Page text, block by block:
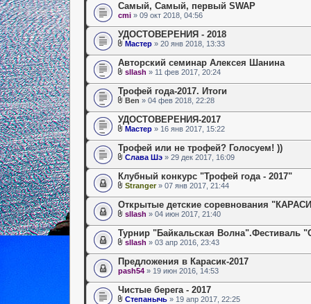
Самый, Самый, первый SWAP
cmi » 09 окт 2018, 04:56
УДОСТОВЕРЕНИЯ - 2018
Мастер » 20 янв 2018, 13:33
Авторский семинар Алексея Шанина
sllash » 11 фев 2017, 20:24
Трофей года-2017. Итоги
Ben » 04 фев 2018, 22:28
УДОСТОВЕРЕНИЯ-2017
Мастер » 16 янв 2017, 15:22
Трофей или не трофей? Голосуем! ))
Слава Шэ » 29 дек 2017, 16:09
Клубный конкурс "Трофей года - 2017"
Stranger» 07 янв 2017, 21:44
Открытые детские соревнования
sllash » 04 июн 2017, 21:40
Турнир "Байкальская Волна".Фестиваль
sllash » 03 апр 2016, 23:43
Предложения в Карасик-2017
pash54 » 19 июн 2016, 14:53
Чистые берега - 2017
Степанычь » 19 апр 2017, 22:25